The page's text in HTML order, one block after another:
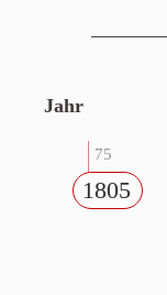
Jahr
75
1805